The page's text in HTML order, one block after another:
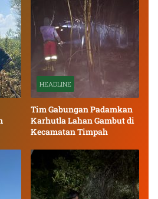
HEADLINE
Tim Gabungan Padamkan
Karhutla Lahan Gambut di
Kecamatan Timpah